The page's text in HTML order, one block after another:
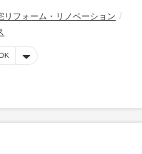
リフォーム・リノベーション